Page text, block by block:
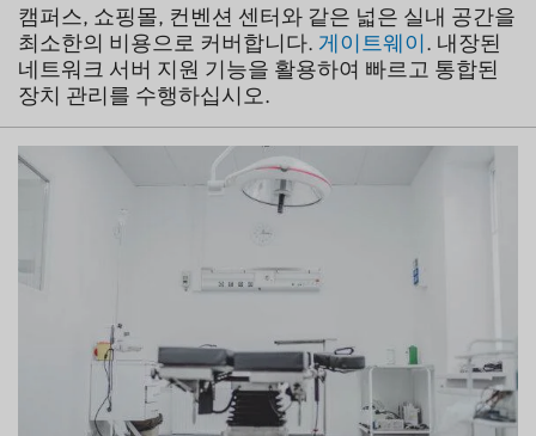
캠퍼스, 쇼핑몰, 컨벤션 센터와 같은 넓은 실내 공간을
최소한의 비용으로 커버합니다. 게이트웨이. 내장된
네트워크 서버 지원 기능을 활용하여 빠르고 통합된
장치 관리를 수행하십시오.